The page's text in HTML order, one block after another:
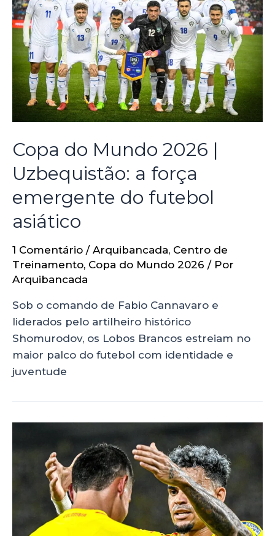
Copa do Mundo 2026 |
Uzbequistão: a força
emergente do futebol
asiático
1 Comentário / Arquibancada, Centro de
Treinamento, Copa do Mundo 2026 / Por
Arquibancada
Sob o comando de Fabio Cannavaro e
liderados pelo artilheiro histórico
Shomurodov, os Lobos Brancos estreiam no
maior palco do futebol com identidade e
juventude